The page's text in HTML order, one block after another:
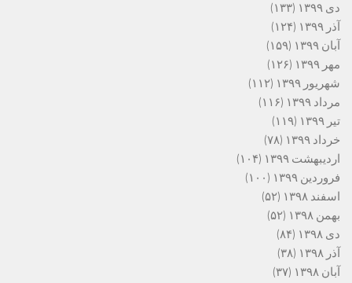
دی ۱۳۹۹
(۱۳۳)
آذر ۱۳۹۹
(۱۲۴)
آبان ۱۳۹۹
(۱۵۹)
مهر ۱۳۹۹
(۱۲۶)
شهریور ۱۳۹۹
(۱۱۲)
مرداد ۱۳۹۹
(۱۱۶)
تیر ۱۳۹۹
(۱۱۹)
خرداد ۱۳۹۹
(۷۸)
اردیبهشت ۱۳۹۹
(۱۰۴)
فروردین ۱۳۹۹
(۱۰۰)
اسفند ۱۳۹۸
(۵۲)
بهمن ۱۳۹۸
(۵۲)
دی ۱۳۹۸
(۸۴)
آذر ۱۳۹۸
(۳۸)
آبان ۱۳۹۸
(۳۷)